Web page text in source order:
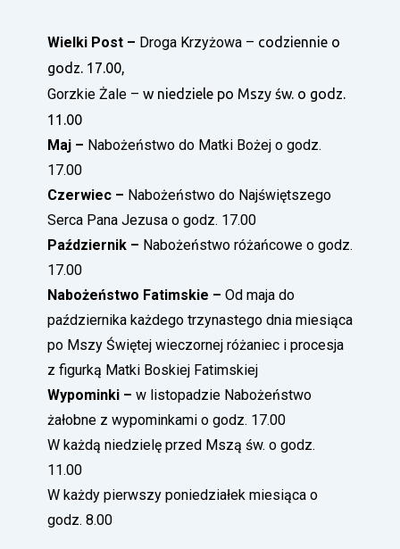
Wielki Post – Droga Krzyżowa – codziennie o
godz. 17.00,
Gorzkie Żale – w niedziele po Mszy św. o godz.
11.00
Maj – Nabożeństwo do Matki Bożej o godz.
17.00
Czerwiec – Nabożeństwo do Najświętszego
Serca Pana Jezusa o godz. 17.00
Październik – Nabożeństwo różańcowe o godz.
17.00
Nabożeństwo Fatimskie – Od maja do
października każdego trzynastego dnia miesiąca
po Mszy Świętej wieczornej różaniec i procesja
z figurką Matki Boskiej Fatimskiej
Wypominki – w listopadzie Nabożeństwo
żałobne z wypominkami o godz. 17.00
W każdą niedzielę przed Mszą św. o godz.
11.00
W każdy pierwszy poniedziałek miesiąca o
godz. 8.00